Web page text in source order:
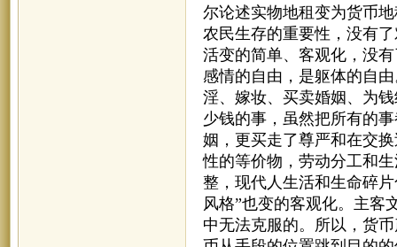
尔论述实物地租变为货币
农民生存的重要性，没有
活变的简单、客观化，没
感情的自由，是躯体的自
淫、嫁妆、买卖婚姻、为
少钱的事，虽然把所有的
姻，更买走了尊严和在交
性的等价物，劳动分工和
整，现代人生活和生命碎
风格”也变的客观化。主客
中无法克服的。所以，货